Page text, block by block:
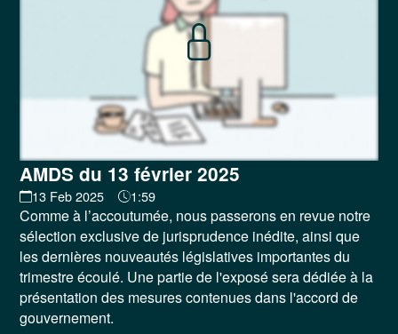
AMDS du 13 février 2025
13 Feb 2025 1:59
Comme à l’accoutumée, nous passerons en revue notre
sélection exclusive de jurisprudence inédite, ainsi que
les dernières nouveautés législatives importantes du
trimestre écoulé. Une partie de l'exposé sera dédiée à la
présentation des mesures contenues dans l'accord de
gouvernement.